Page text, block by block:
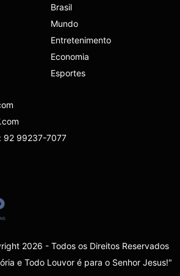
Brasil
Mundo
Entretenimento
Economia
Esportes
92 99237-7077
2026 - Todos os Direitos Reservados
e Todo Louvor é para o Senhor Jesus!"